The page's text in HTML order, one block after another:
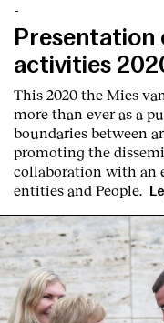
-
activities
This 2020 the Mies
more than ever as a
boundaries between
promoting the
collaboration with an
entities and People.